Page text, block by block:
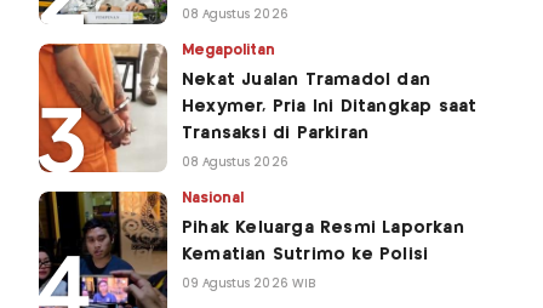
08 Agustus 2026
Megapolitan
Nekat Jualan Tramadol dan
Hexymer, Pria Ini Ditangkap saat
Transaksi di Parkiran
08 Agustus 2026
Nasional
Pihak Keluarga Resmi Laporkan
Kematian Sutrimo ke Polisi
09 Agustus 2026 WIB